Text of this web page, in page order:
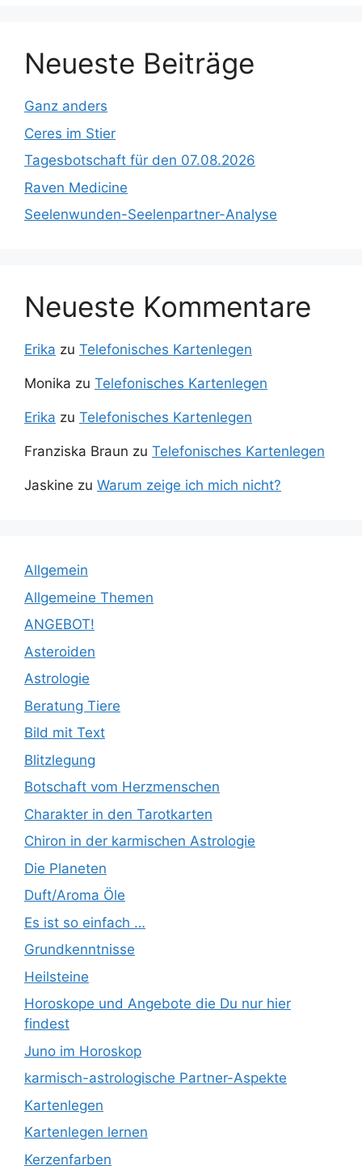
b
o
k
a
k u
h
n
Neueste Beiträge
Ganz anders
Ceres im Stier
Tagesbotschaft für den 07.08.2026
Raven Medicine
Seelenwunden-Seelenpartner-Analyse
Neueste Kommentare
Erika zu Telefonisches Kartenlegen
Monika zu Telefonisches Kartenlegen
Erika zu Telefonisches Kartenlegen
Franziska Braun zu Telefonisches Kartenlegen
Jaskine zu Warum zeige ich mich nicht?
Allgemein
Allgemeine Themen
ANGEBOT!
Asteroiden
Astrologie
Beratung Tiere
Bild mit Text
Blitzlegung
Botschaft vom Herzmenschen
Charakter in den Tarotkarten
Chiron in der karmischen Astrologie
Die Planeten
Duft/Aroma Öle
Es ist so einfach …
Grundkenntnisse
Heilsteine
Horoskope und Angebote die Du nur hier
findest
Juno im Horoskop
karmisch-astrologische Partner-Aspekte
Kartenlegen
Kartenlegen lernen
Kerzenfarben